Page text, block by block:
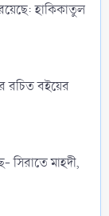
হাকিকাতুল
রচিত বইয়ের
সিরাতে মাহদী,